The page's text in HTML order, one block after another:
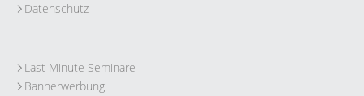
Datenschutz
Last Minute Seminare
Bannerwerbung